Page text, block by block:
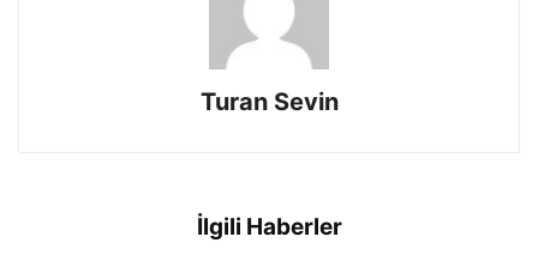
Turan Sevin
İlgili Haberler